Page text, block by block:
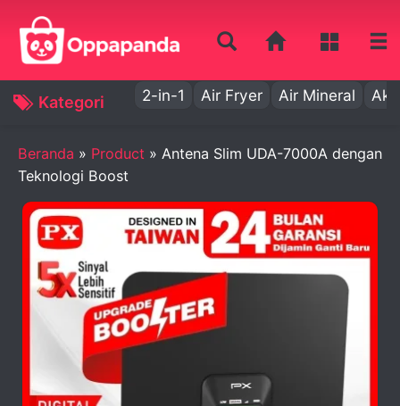
Kategori 2-in-1 Air Fryer Air Mineral Aki
Beranda » Product » Antena Slim UDA-7000A dengan
Teknologi Boost